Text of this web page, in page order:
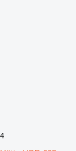
4